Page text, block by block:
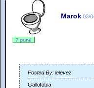
Marok 03/
7 punti
Posted By: lelevez
Gallofobia